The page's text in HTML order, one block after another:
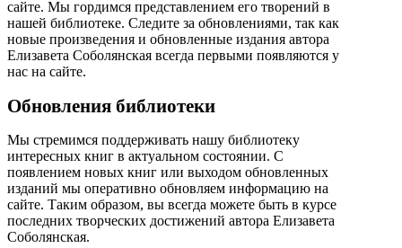
сайте. Мы гордимся представлением его творений в
нашей библиотеке. Следите за обновлениями, так как
новые произведения и обновленные издания автора
Елизавета Соболянская всегда первыми появляются у
нас на сайте.
Обновления библиотеки
Мы стремимся поддерживать нашу библиотеку
интересных книг в актуальном состоянии. С
появлением новых книг или выходом обновленных
изданий мы оперативно обновляем информацию на
сайте. Таким образом, вы всегда можете быть в курсе
последних творческих достижений автора Елизавета
Соболянская.